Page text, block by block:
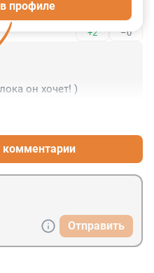
+2 –0
профиле
он хочет! )
комментарии
Отправить